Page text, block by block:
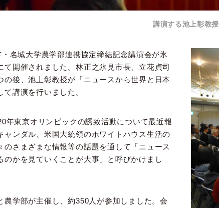
講演する池上彰教授
名城大学農学部連携協定締結記念講演会が氷
て開催されました。林正之氷見市長、立花貞司
の後、池上彰教授が「ニュースから世界と日本
て講演を行いました。
年東京オリンピックの誘致活動について最近報
ャンダル、米国大統領のホワイトハウス生活の
のさまざまな情報等の話題を通して「ニュース
のかを見ていくことが大事」と呼びかけまし
農学部が主催し、約350人が参加しました。会